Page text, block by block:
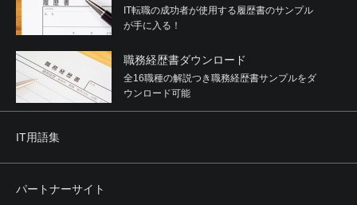
IT転職の成功者が使用する履歴書のサンプル
が手に入る！
職務経歴書ダウンロード
全16職種の解説つき職務経歴書サンプルをダ
ウンロード可能
IT用語集
パートナーサイト